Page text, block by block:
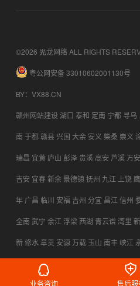
©2026 光龙网络 ALL RIGHTS
粤公网安备 33010602001130号
BY： VX88.CN
赣州网站建设 湖口 泰和 定南 宁都 寻乌
南 于都赣县 兴国 大余 安义 柴桑 崇义
瑞昌 宜黄 庐山 彭泽 贵溪 高安 芦溪 万安
吉安 宜春新余 景德镇抚州 九江上饶
年 广昌 临川 安福 吉州 分宜 昌江信州
全南 武宁 余江 浮梁 西湖 青云谱 湾里
新修水章贡 安源 万载玉山 南丰 峡江
乐安都昌 靖安
业务咨询
售后服